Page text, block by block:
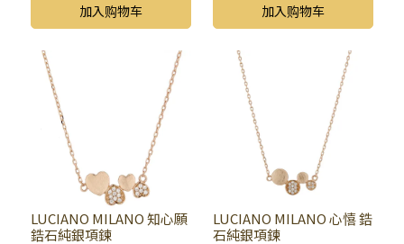
加入购物车 加入购物车
LUCIANO MILANO 知心願
鋯石純銀項鍊
LUCIANO MILANO 心憘 鋯
石純銀項鍊